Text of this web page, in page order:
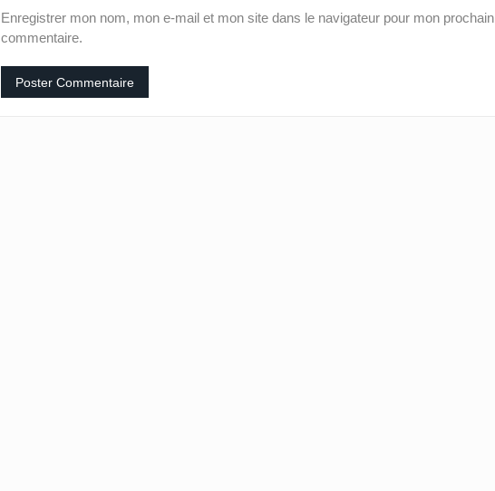
Enregistrer mon nom, mon e-mail et mon site dans le navigateur pour mon prochain
commentaire.